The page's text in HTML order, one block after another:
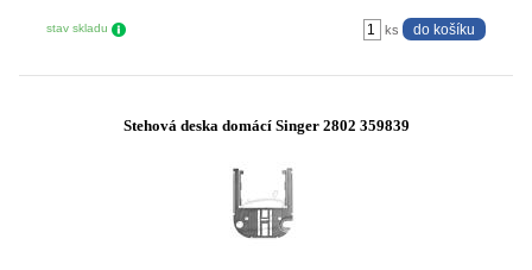
stav skladu ks
Stehová deska domácí Singer 2802 359839